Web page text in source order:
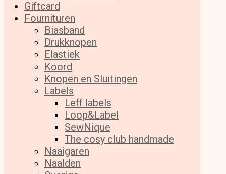
Giftcard
Fournituren
Biasband
Drukknopen
Elastiek
Koord
Knopen en Sluitingen
Labels
Leff labels
Loop&Label
SewNique
The cosy club handmade
Naaigaren
Naalden